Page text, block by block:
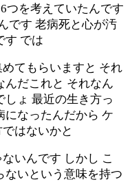
つを考えていたんです
です 老病死と心が汚
す では
てもらいますと それ
んだこれと それなん
しょ 最近の生き方っ
になったんだから ケ
はないかと
いんです しかし こ
ないという意味を持つ